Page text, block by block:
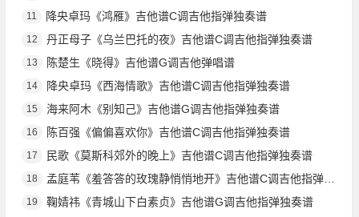
11 降央卓玛《鸿雁》吉他谱C调吉他指弹独奏谱
12 丹正母子《乌兰巴托的夜》吉他谱C调吉他指弹独奏谱
13 陈楚生《晓得》吉他谱G调吉他弹唱谱
14 降央卓玛《西海情歌》吉他谱C调吉他指弹独奏谱
15 海来阿木《别知己》吉他谱G调吉他指弹独奏谱
16 陈百强《偏偏喜欢你》吉他谱C调吉他指弹独奏谱
17 民歌《莫斯科郊外的晚上》吉他谱C调吉他指弹独奏谱
18 孟庭苇《羞答答的玫瑰静悄悄地开》吉他谱C调吉他指弹独奏谱
19 鞠婧祎《青城山下白素贞》吉他谱G调吉他指弹独奏谱